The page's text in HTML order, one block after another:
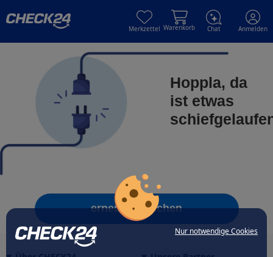
Nur notwendige Cookies
Merkzettel Warenkorb Chat Anmelden
Hoppla, da
ist etwas
erneut versuchen